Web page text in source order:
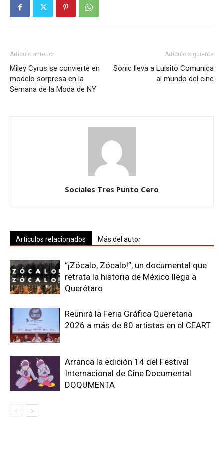
Artículo anterior
Miley Cyrus se convierte en
modelo sorpresa en la
Semana de la Moda de NY
Artículo siguiente
Sonic lleva a Luisito Comunica
al mundo del cine
Sociales Tres Punto Cero
Artículos relacionados Más del autor
“¡Zócalo, Zócalo!”, un documental que
retrata la historia de México llega a
Querétaro
Reunirá la Feria Gráfica Queretana
2026 a más de 80 artistas en el CEART
Arranca la edición 14 del Festival
Internacional de Cine Documental
DOQUMENTA